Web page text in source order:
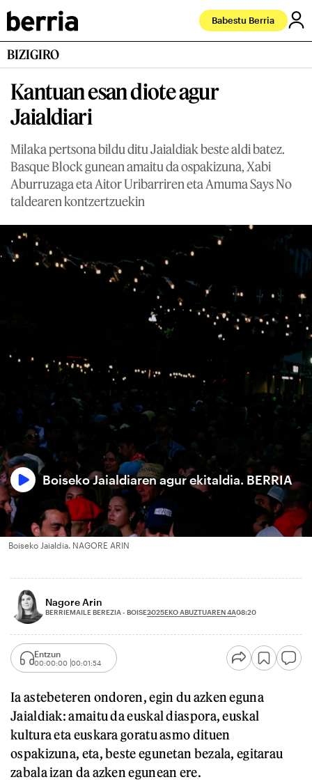
Babestu Berria
BIZIGIRO
Kantuan esan diote agur
Jaialdiari
Milaka pertsona bildu ditu Jaialdiak beste aldi batez.
Basque Block gunean amaitu da ospakizuna, Xabi
Aburruzaga eta Aitor Uribarriren eta Amuma Says No
taldearen kontzertzuekin
Boiseko Jaialdiaren agur ekitaldia. BERRIA
Boiseko Jaialdia. NAGORE ARIN
Nagore Arin
BERRIEMAILE BEREZIA - BOISE2025EKO ABUZTUAREN 4A08:20
Entzun
00:00:00 00:01:54
Ia astebeteren ondoren, egin du azken eguna
Jaialdiak: amaitu da euskal diaspora, euskal
kultura eta euskara goratu asmo dituen
ospakizuna, eta, beste egunetan bezala, egitarau
zabala izan da azken egunean ere.